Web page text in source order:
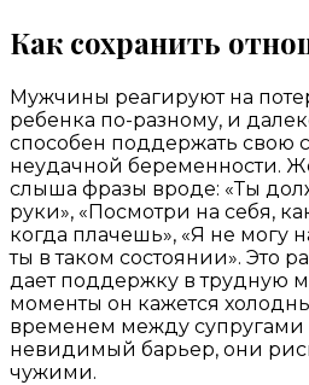
Как сохранить
Мужчины реагируют на
ребенка по-разному, и
способен поддержать свою
неудачной беременности.
слыша фразы вроде: «Ты
руки», «Посмотри на себя,
когда плачешь», «Я не могу
ты в таком состоянии». Это
дает поддержку в трудную
моменты он кажется
временем между супругами
невидимый барьер, они
чужими.